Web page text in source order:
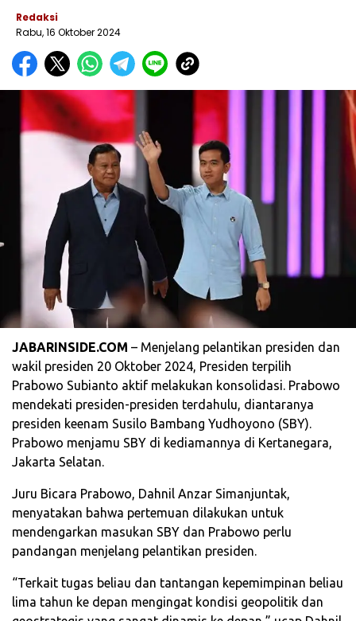
Redaksi
Rabu, 16 Oktober 2024
JABARINSIDE.COM – Menjelang pelantikan presiden dan
wakil presiden 20 Oktober 2024, Presiden terpilih
Prabowo Subianto aktif melakukan konsolidasi. Prabowo
mendekati presiden-presiden terdahulu, diantaranya
presiden keenam Susilo Bambang Yudhoyono (SBY).
Prabowo menjamu SBY di kediamannya di Kertanegara,
Jakarta Selatan.
Juru Bicara Prabowo, Dahnil Anzar Simanjuntak,
menyatakan bahwa pertemuan dilakukan untuk
mendengarkan masukan SBY dan Prabowo perlu
pandangan menjelang pelantikan presiden.
“Terkait tugas beliau dan tantangan kepemimpinan beliau
lima tahun ke depan mengingat kondisi geopolitik dan